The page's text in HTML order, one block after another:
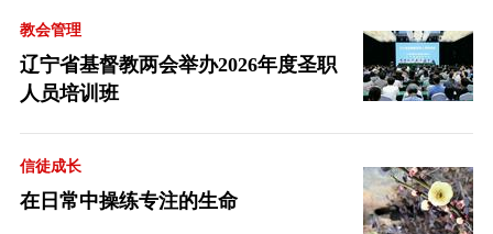
教会管理
辽宁省基督教两会举办2026年度圣职
人员培训班
信徒成长
在日常中操练专注的生命